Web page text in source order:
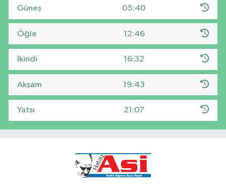
Güneş 05:40
Öğle 12:46
İkindi 16:32
Akşam 19:43
Yatsı 21:07